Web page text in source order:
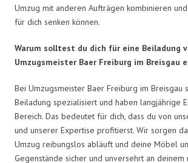
Umzug mit anderen Aufträgen kombinieren
für dich senken können.
Warum solltest du dich für eine Beiladung
Umzugsmeister Baer Freiburg im Breisgau
Bei Umzugsmeister Baer Freiburg im Breisgau
Beiladung spezialisiert und haben langjährige
Bereich. Das bedeutet für dich, dass du von
und unserer Expertise profitierst. Wir sorgen
Umzug reibungslos abläuft und deine Möbel
Gegenstände sicher und unversehrt an deinem